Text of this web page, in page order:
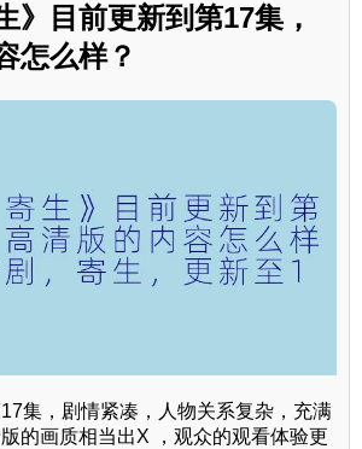
》目前更新到第17集，
怎么样？
17集，剧情紧凑，人物关系复杂，充满
的画质相当出X ，观众的观看体验更